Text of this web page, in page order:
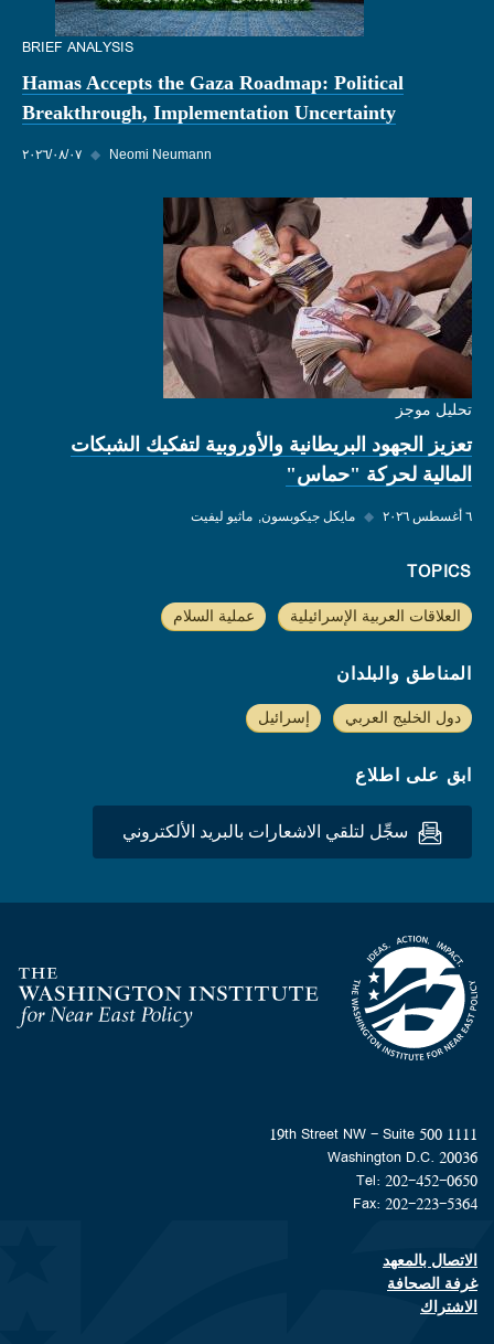
BRIEF ANALYSIS
Hamas Accepts the Gaza Roadmap: Political
Breakthrough, Implementation Uncertainty
٠٧‏/٠٨‏/٢٠٢٦ ◆ Neomi Neumann
تحليل موجز
تعزيز الجهود البريطانية والأوروبية لتفكيك الشبكات
المالية لحركة "حماس"
٦ أغسطس ٢٠٢٦ ◆ مايكل جيكوبسون ماثيو ليفيت
TOPICS
العلاقات العربية الإسرائيلية عملية السلام
المناطق والبلدان
دول الخليج العربي إسرائيل
ابق على اطلاع
سجِّل لتلقي الاشعارات بالبريد الألكتروني
Homepage
1111 19th Street NW - Suite 500
Washington D.C. 20036
Tel: 202-452-0650
Fax: 202-223-5364
Footer contact links
الاتصال بالمعهد
غرفة الصحافة
الاشتراك